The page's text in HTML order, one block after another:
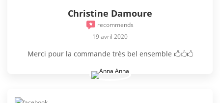
Christine Damoure
recommends
19 avril 2020
Merci pour la commande très bel ensemble 🖒🖒🖒